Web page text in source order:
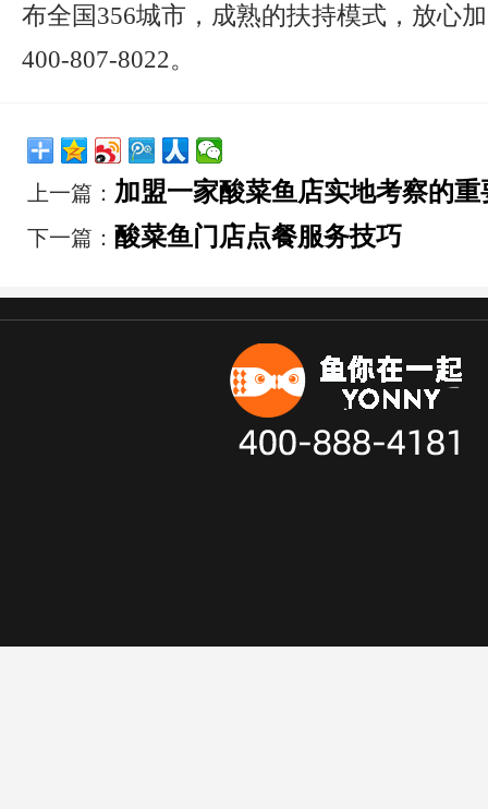
布全国356城市，成熟的扶持模式，放心
400-807-8022。
上一篇： 加盟一家酸菜鱼店实地考察的重
下一篇： 酸菜鱼门店点餐服务技巧